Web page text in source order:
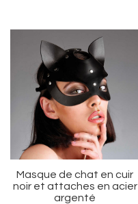
Masque de chat en cuir
noir et attaches en acier
argenté